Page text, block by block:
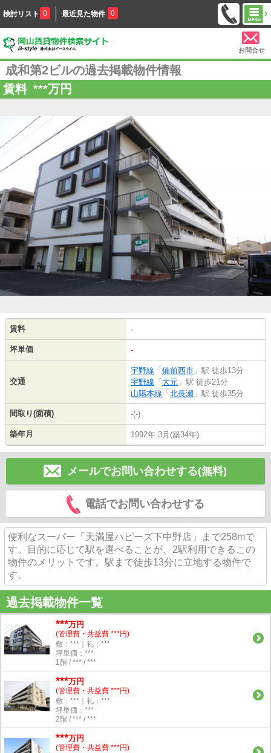
検討リスト 0 最近見た物件 0
お問合せ
成和第2ビルの過去掲載物件情報
賃料 ***万円
賃料 -
坪単価 -
交通
宇野線 「 備前西市 」駅 徒歩13分
宇野線 「 大元 」駅 徒歩21分
山陽本線 「 北長瀬 」駅 徒歩35分
間取り(面積) -(-)
築年月 1992年 3月(築34年)
メールでお問い合わせする(無料)
電話でお問い合わせする
便利なスーパー「天満屋ハピーズ下中野店」まで258mで
す。目的に応じて駅を選べることが、2駅利用できるこの
物件のメリットです。駅まで徒歩13分に立地する物件で
す。
過去掲載物件一覧
***万円
(管理費・共益費 ***円)
敷：***｜礼：***
坪単価：***
1階 / *** / ***
***万円
(管理費・共益費 ***円)
敷：***｜礼：***
坪単価：***
2階 / *** / ***
***万円
(管理費・共益費 ***円)